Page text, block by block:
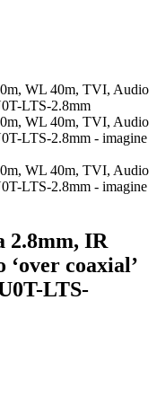
2.8mm, IR
coaxial’
LTS-